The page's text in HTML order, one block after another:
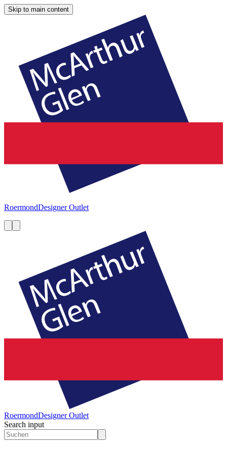
Skip to main content
RoermondDesigner Outlet
RoermondDesigner Outlet
Search input